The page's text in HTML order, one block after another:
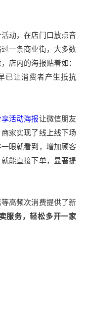
动，在店门口放点音
一条商业街，大多数
店内的海报贴着如：
已让消费者产生抵抗
享活动海报让微信朋友
家实现了线上线下场
眼就看到，增加顾客
能直接下单，显著提
高频次消费提供了新
服务，轻松多开一家